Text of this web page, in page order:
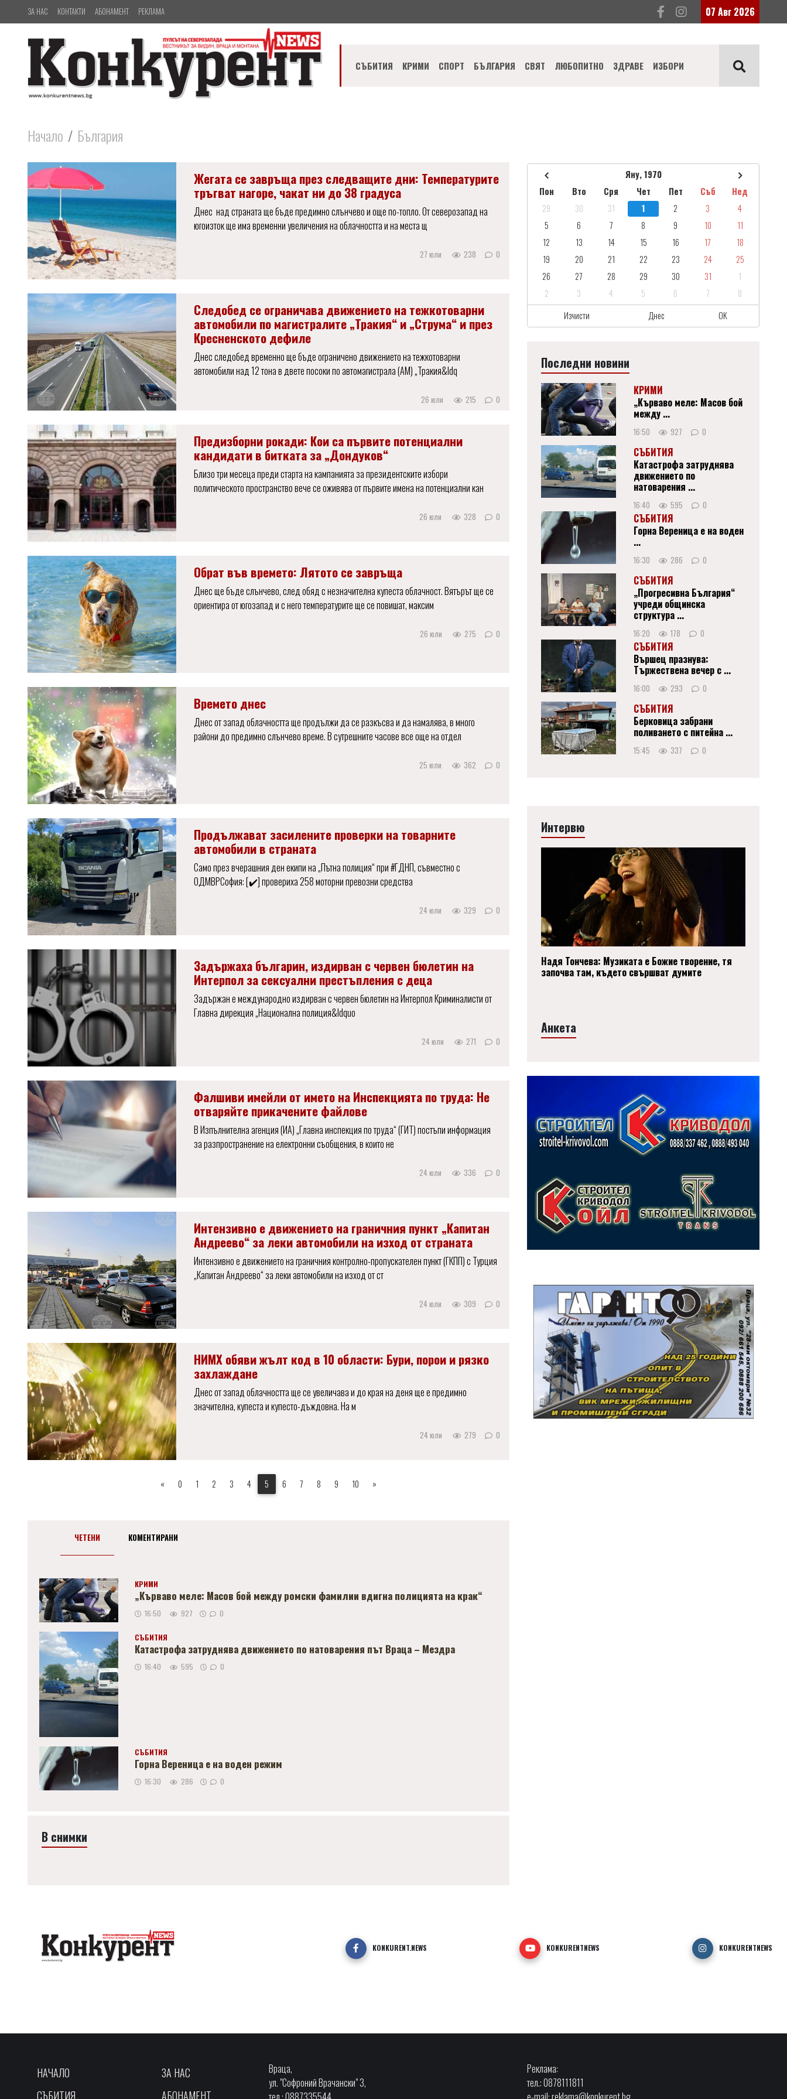
ЗА НАС КОНТАКТИ АБОНАМЕНТ РЕКЛАМА 07 Авг 2026
СЪБИТИЯ КРИМИ СПОРТ БЪЛГАРИЯ СВЯТ ЛЮБОПИТНО ЗДРАВЕ ИЗБОРИ
Начало България
Жегата се завръща през следващите дни: Температурите
тръгват нагоре, чакат ни до 38 градуса
Днес над страната ще бъде предимно слънчево и още по-топло. От северозапад на
югоизток ще има временни увеличения на облачността и на места щ
27 юли 238 0
Следобед се ограничава движението на тежкотоварни
автомобили по магистралите „Тракия“ и „Струма“ и през
Кресненското дефиле
Днес следобед временно ще бъде ограничено движението на тежкотоварни
автомобили над 12 тона в двете посоки по автомагистрала (АМ) „Тракия&ldq
26 юли 215 0
Предизборни рокади: Кои са първите потенциални
кандидати в битката за „Дондуков“
Близо три месеца преди старта на кампанията за президентските избори
политическото пространство вече се оживява от първите имена на потенциални кан
26 юли 328 0
Обрат във времето: Лятото се завръща
Днес ще бъде слънчево, след обяд с незначителна купеста облачност. Вятърът ще се
ориентира от югозапад и с него температурите ще се повишат, максим
26 юли 275 0
Времето днес
Днес от запад облачността ще продължи да се разкъсва и да намалява, в много
райони до предимно слънчево време. В сутрешните часове все още на отдел
25 юли 362 0
Продължават засилените проверки на товарните
автомобили в страната
Само през вчерашния ден екипи на „Пътна полиция“ при #ГДНП, съвместно с
ОДМВРСофия: [✔️] провериха 258 моторни превозни средства
24 юли 329 0
Задържаха българин, издирван с червен бюлетин на
Интерпол за сексуални престъпления с деца
Задържан е международно издирван с червен бюлетин на Интерпол Криминалисти от
Главна дирекция „Национална полиция&ldquo
24 юли 271 0
Фалшиви имейли от името на Инспекцията по труда: Не
отваряйте прикачените файлове
В Изпълнителна агенция (ИА) „Главна инспекция по труда“ (ГИТ) постъпи информация
за разпространение на електронни съобщения, в които не
24 юли 336 0
Интензивно е движението на граничния пункт „Капитан
Андреево“ за леки автомобили на изход от страната
Интензивно е движението на граничния контролно-пропускателен пункт (ГКПП) с Турция
„Капитан Андреево“ за леки автомобили на изход от ст
24 юли 309 0
НИМХ обяви жълт код в 10 области: Бури, порои и рязко
захлаждане
Днес от запад облачността ще се увеличава и до края на деня ще е предимно
значителна, купеста и купесто-дъждовна. На м
24 юли 279 0
« 0 1 2 3 4 5 6 7 8 9 10 »
ЧЕТЕНИ КОМЕНТИРАНИ
КРИМИ
„Кърваво меле: Масов бой между ромски фамилии вдигна полицията на крак“
16:50 927 0
СЪБИТИЯ
Катастрофа затруднява движението по натоварения път Враца – Мездра
16:40 595 0
СЪБИТИЯ
Горна Вереница е на воден режим
16:30 286 0
В снимки
Яну, 1970
Пон
Вто Сря Чет Пет Съб
Нед
29
30 31 1 2 3
4
5
6 7 8 9 10
11
12
13 14 15 16 17
18
19
20 21 22 23 24
25
26
27 28 29 30 31
1
2
3 4 5 6 7
8
Изчисти
Днес OK
Последни новини
КРИМИ
„Кърваво меле: Масов бой
между ...
16:50 927 0
СЪБИТИЯ
Катастрофа затруднява
движението по
натоварения ...
16:40 595 0
СЪБИТИЯ
Горна Вереница е на воден
...
16:30 286 0
СЪБИТИЯ
„Прогресивна България“
учреди общинска
структура ...
16:20 178 0
СЪБИТИЯ
Вършец празнува:
Тържествена вечер с ...
16:00 293 0
СЪБИТИЯ
Берковица забрани
поливането с питейна ...
15:45 337 0
Интервю
Надя Тончева: Музиката е Божие творение, тя
започва там, където свършват думите
Анкета
KONKURENT.NEWS KONKURENTNEWS KONKURENTNEWS
НАЧАЛО
СЪБИТИЯ
ЗА НАС
АБОНАМЕНТ
Враца,
ул. "Софроний Врачански" 3,
Реклама:
тел.: 0878111811